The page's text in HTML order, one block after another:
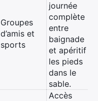
Groupes
d’amis et
sports
journée
complète
entre
baignade
et apéritif
les pieds
dans le
sable.
Accès